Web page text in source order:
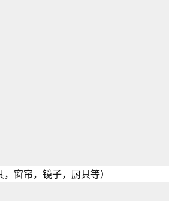
窗帘，镜子，厨具等）